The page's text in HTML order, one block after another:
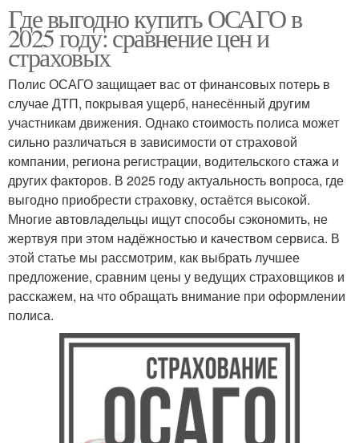
Где выгодно купить ОСАГО в
2025 году: сравнение цен и
страховых
Полис ОСАГО защищает вас от финансовых потерь в
случае ДТП, покрывая ущерб, нанесённый другим
участникам движения. Однако стоимость полиса может
сильно различаться в зависимости от страховой
компании, региона регистрации, водительского стажа и
других факторов. В 2025 году актуальность вопроса, где
выгодно приобрести страховку, остаётся высокой.
Многие автовладельцы ищут способы сэкономить, не
жертвуя при этом надёжностью и качеством сервиса. В
этой статье мы рассмотрим, как выбрать лучшее
предложение, сравним цены у ведущих страховщиков и
расскажем, на что обращать внимание при оформлении
полиса.